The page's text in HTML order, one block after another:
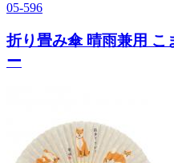
05-596
折り畳み傘 晴雨兼用 こ
ー